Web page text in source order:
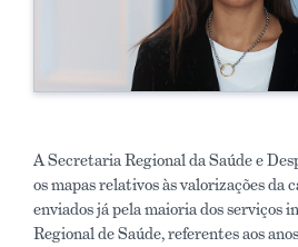
A Secretaria Regional da Saúde e
os mapas relativos às valorizações da
enviados já pela maioria dos serviços
Regional de Saúde, referentes aos